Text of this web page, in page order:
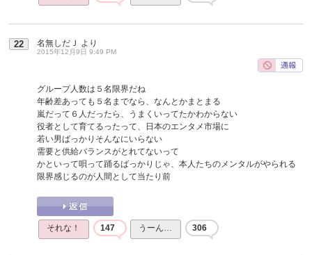
22 名無しだＪ より
2015年12月9日 9:49 PM
グループ人数は５名限界だね
年齢差あっても５名までなら、なんとかまとまる
嵐だって６人だったら、うまくいってたかわからない
役者として育てるったって、日本のエンタメ市場に
若い男ばっかりそんなにいらない
需要と供給バランスがとれてないって
かといって唄って踊るばっかりじゃ、本人たちのメンタルがやられる
限界感じるのが人間として当たり前
それな！ 147 うーん… 306